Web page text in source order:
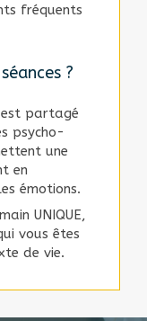
fréquents
?
est partagé
psycho-
une
en
émotions.
UNIQUE,
vous êtes
de vie.